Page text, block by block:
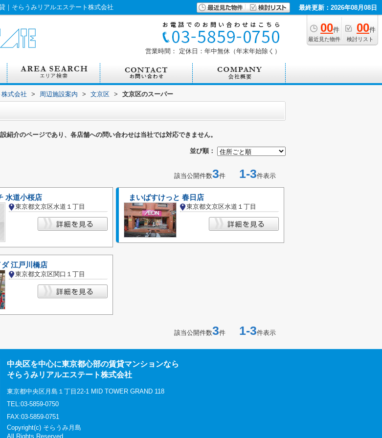
｜そらうみリアルエステート株式会社 最終更新：2026年08月08日
00件
最近見た物件
00件
検討リスト
営業時間： 定休日：年中無休（年末年始除く）
式会社 > 周辺施設案内 > 文京区 > 文京区のスーパー
紹介のページであり、各店舗への問い合わせは当社では対応できません。
並び順：
該当公開件数3件 1-3件表示
水道小桜店
東京都文京区水道１丁目
まいばすけっと 春日店
東京都文京区水道１丁目
江戸川橋店
東京都文京区関口１丁目
該当公開件数3件 1-3件表示
中央区を中心に東京都心部の賃貸マンションなら
そらうみリアルエステート株式会社
東京都中央区月島１丁目22-1 MID TOWER GRAND 118
TEL:03-5859-0750
FAX:03-5859-0751
Copyright(c) そらうみ月島
All Rights Reserved.